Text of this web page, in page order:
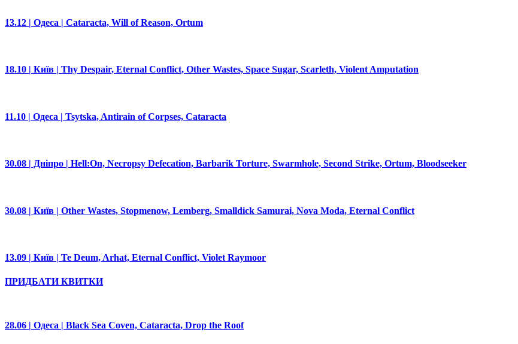
13.12 | Одеса | Cataracta, Will of Reason, Ortum
18.10 | Київ | Thy Despair, Eternal Conflict, Other Wastes, Space Sugar, Scarleth, Violent Amputation
11.10 | Одеса | Tsytska, Antirain of Corpses, Cataracta
30.08 | Дніпро | Hell:On, Necropsy Defecation, Barbarik Torture, Swarmhole, Second Strike, Ortum, Bloodseeker
30.08 | Київ | Other Wastes, Stopmenow, Lemberg, Smalldick Samurai, Nova Moda, Eternal Conflict
13.09 | Київ | Te Deum, Arhat, Eternal Conflict, Violet Raymoor
ПРИДБАТИ КВИТКИ
28.06 | Одеса | Black Sea Coven, Cataracta, Drop the Roof